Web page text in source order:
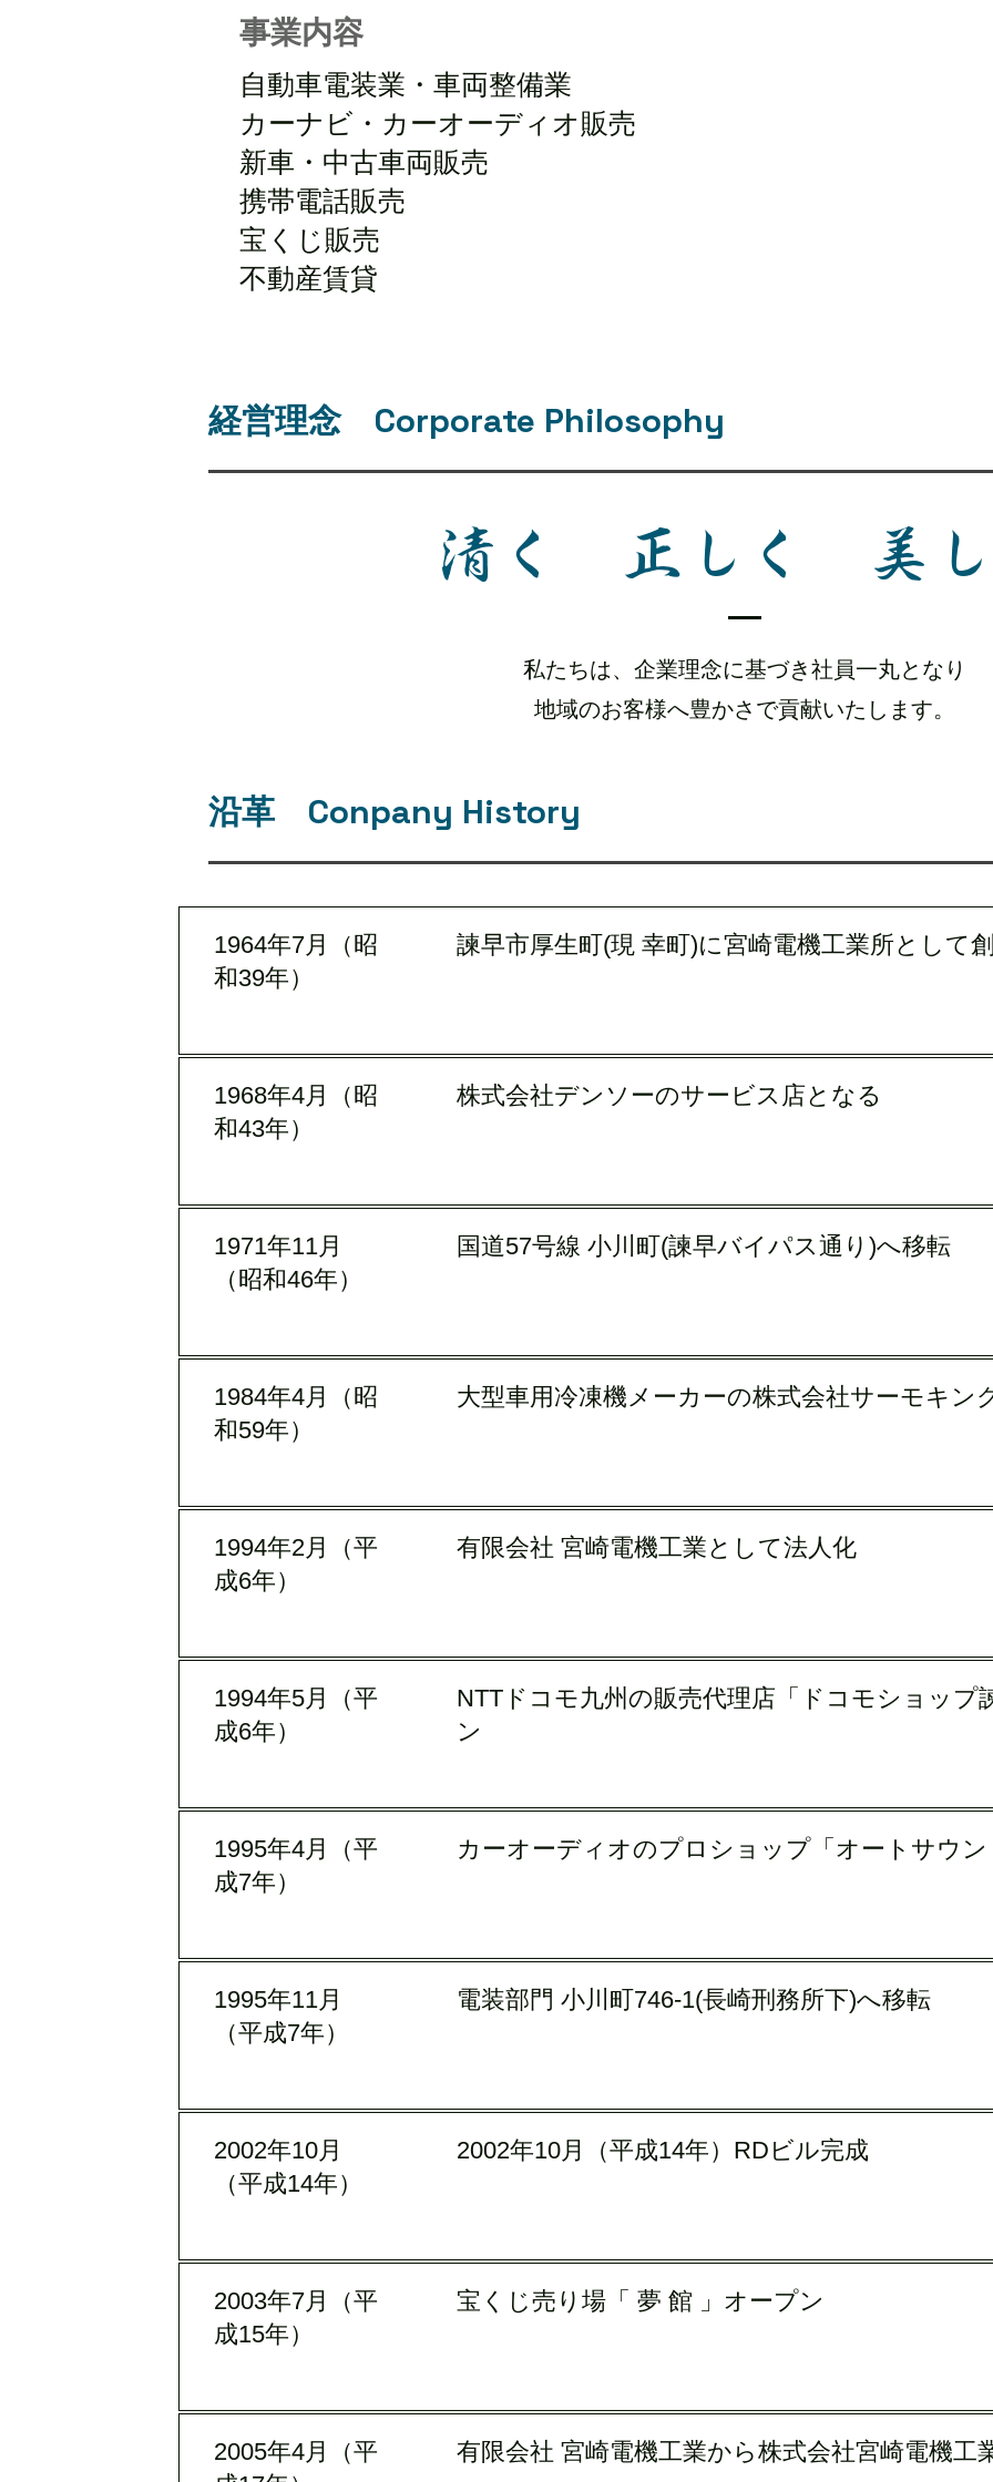
事業内容
自動車電装業・車両整備業
カーナビ・カーオーディオ販売
新車・中古車両販売
携帯電話販売
宝くじ販売
不動産賃貸
経営理念 Corporate Philosophy
清く 正しく 美
私たちは、企業理念に基づき社員一丸となり
​地域のお客様へ豊かさで貢献いたします。
​沿革 Conpany History
1964年7月（昭
和39年）
諫早市厚生町(現 幸町)に宮崎電機工業所として
1968年4月（昭
和43年）
株式会社デンソーのサービス店となる
1971年11月
（昭和46年）
国道57号線 小川町(諫早バイパス通り)へ移転
1984年4月（昭
和59年）
大型車用冷凍機メーカーの株式会社サーモキン
1994年2月（平
成6年）
有限会社 宮崎電機工業として法人化
1994年5月（平
成6年）
NTTドコモ九州の販売代理店「ドコモショップ
ン
1995年4月（平
成7年）
カーオーディオのプロショップ「オートサウ
1995年11月
（平成7年）
電装部門 小川町746-1(長崎刑務所下)へ移転
2002年10月
（平成14年）
2002年10月（平成14年）RDビル完成
2003年7月（平
成15年）
宝くじ売り場「 夢 館 」オープン
2005年4月（平
有限会社 宮崎電機工業から株式会社宮崎電機工